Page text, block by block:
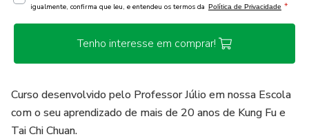
igualmente, confirma que leu, e entendeu os termos da Política de Privacidade *
Tenho interesse em comprar!
Curso desenvolvido pelo Professor Júlio em nossa Escola
com o seu aprendizado de mais de 20 anos de Kung Fu e
Tai Chi Chuan.